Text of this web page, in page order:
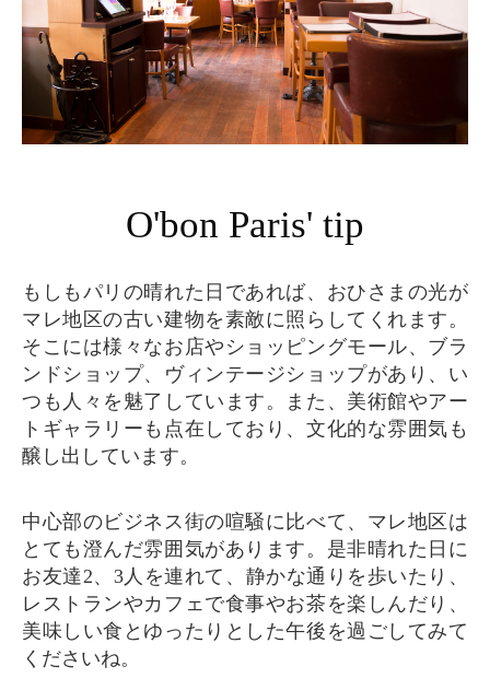
O'bon Paris' tip
もしもパリの晴れた日であれば、おひさまの光が
マレ地区の古い建物を素敵に照らしてくれます。
そこには様々なお店やショッピングモール、ブラ
ンドショップ、ヴィンテージショップがあり、い
つも人々を魅了しています。また、美術館やアー
トギャラリーも点在しており、文化的な雰囲気も
醸し出しています。
中心部のビジネス街の喧騒に比べて、マレ地区は
とても澄んだ雰囲気があります。是非晴れた日に
お友達2、3人を連れて、静かな通りを歩いたり、
レストランやカフェで食事やお茶を楽しんだり、
美味しい食とゆったりとした午後を過ごしてみて
くださいね。